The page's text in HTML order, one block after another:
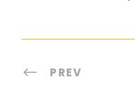
PREV